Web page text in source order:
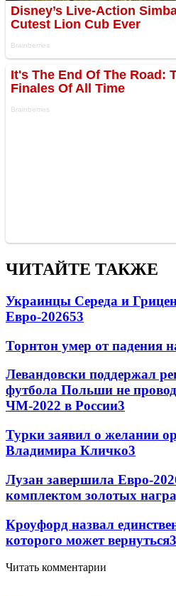
ЧИТАЙТЕ ТАКЖЕ
Украинцы Середа и
Евро-202653
Торнтон умер от падения
Левандовски поддержал
футбола Польши не
ЧМ-2022 в России3
Турки заявил о желании
Владимира Кличко3
Лузан завершила Евро-
комплектом золотых
Кроуфорд назвал
которого может вернуться3
Читать комментарии